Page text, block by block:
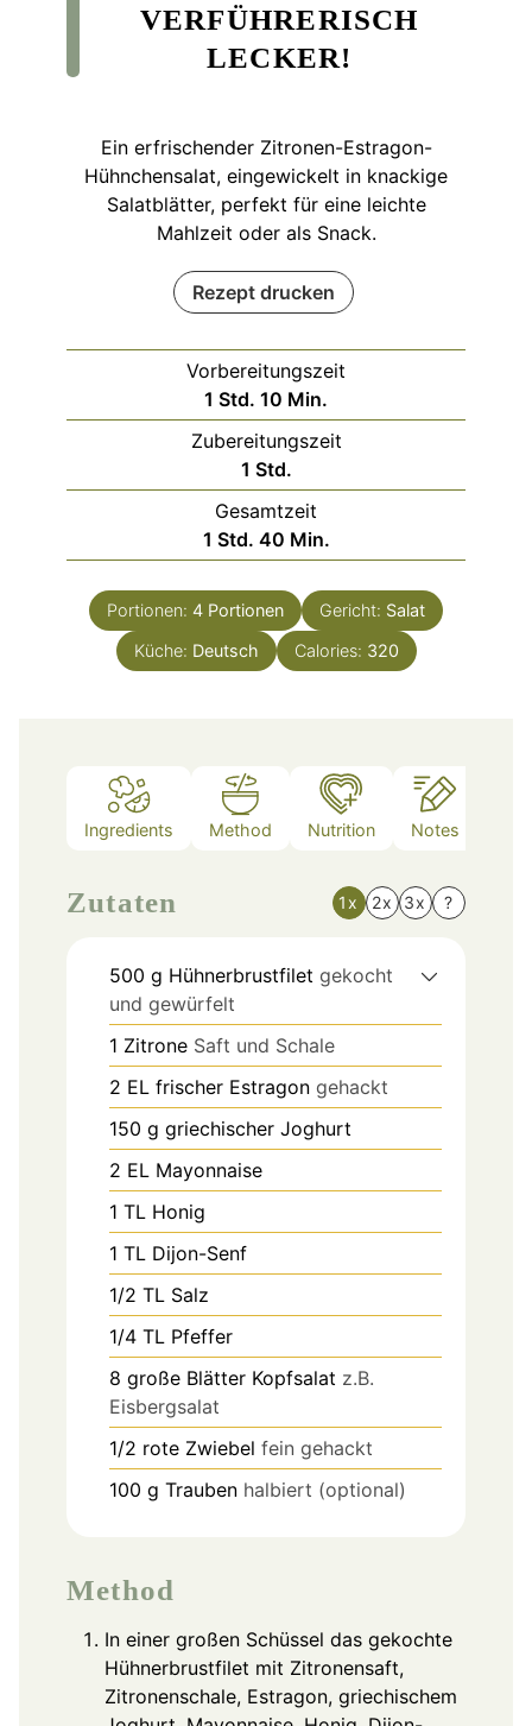
VERFÜHRERISCH
LECKER!
Ein erfrischender Zitronen-Estragon-
Hühnchensalat, eingewickelt in knackige
Salatblätter, perfekt für eine leichte
Mahlzeit oder als Snack.
Rezept drucken
Vorbereitungszeit
1 Stunde
Std. 10 Minuten
Min.
Zubereitungszeit
1 Stunde
Std.
Gesamtzeit
1 Stunde
Std. 40Minuten
Min.
Portionen: 4 Portionen Gericht: Salat
Küche: Deutsch Calories: 320
Ingredients Method Nutrition Notes
Zutaten 1x 2x 3x ?
500 g Hühnerbrustfilet gekocht
und gewürfelt
1 Zitrone Saft und Schale
2 EL frischer Estragon gehackt
150 g griechischer Joghurt
2 EL Mayonnaise
1 TL Honig
1 TL Dijon-Senf
1/2 TL Salz
1/4 TL Pfeffer
8 große Blätter Kopfsalat z.B.
Eisbergsalat
1/2 rote Zwiebel fein gehackt
100 g Trauben halbiert (optional)
Method
In einer großen Schüssel das gekochte
Hühnerbrustfilet mit Zitronensaft,
Zitronenschale, Estragon, griechischem